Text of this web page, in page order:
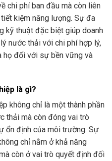
chi phí ban đầu mà còn liên
kiệm năng lượng. Sự đa
kỹ thuật đặc biệt giúp doanh
nước thải với chi phí hợp lý,
họ đối với sự bền vững và
là gì?
không chỉ là một thành phần
thải mà còn đóng vai trò
ổn định của môi trường. Sự
chỉ nằm ở khả năng
còn ở vai trò quyết định đối